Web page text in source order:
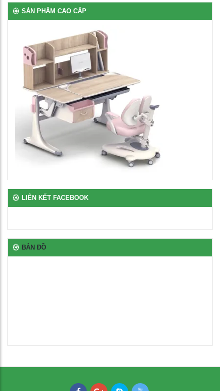
1,500,000₫
Bàn giáo viên có hộc ngăn kéo
3,560,000₫
Bàn để máy tính 2 chỗ chân sắt
2,650,000₫
Bàn ghế bán trú rời gỗ tự nhiên phủ vernia
2,700,000 ₫
100₫
SẢN PHẨM CAO CẤP
LIÊN KẾT FACEBOOK
BẢN ĐỒ